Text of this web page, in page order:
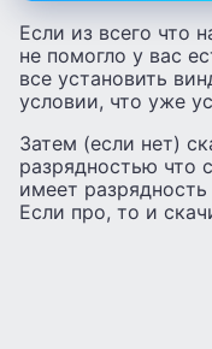
Если из всего что
не помогло у вас
все установить
условии, что уже
Затем (если нет)
разрядностью что
имеет
Если про, то и